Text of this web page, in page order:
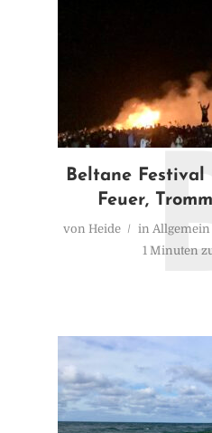
Beltane
Feuer,
von Heide in Allgemein
1 Minuten